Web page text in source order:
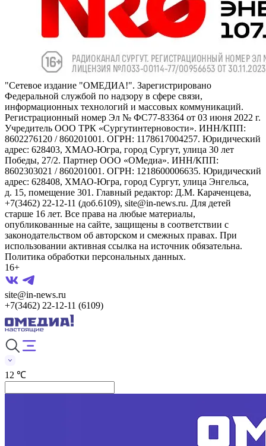
"Сетевое издание "ОМЕДИА!". Зарегистрировано
Федеральной службой по надзору в сфере связи,
информационных технологий и массовых коммуникаций.
Регистрационный номер Эл № ФС77-83364 от 03 июня 2022 г.
Учредитель ООО ТРК «Сургутинтерновости». ИНН/КПП:
8602276120 / 860201001. ОГРН: 1178617004257. Юридический
адрес: 628403, ХМАО-Югра, город Сургут, улица 30 лет
Победы, 27/2. Партнер ООО «ОМедиа». ИНН/КПП:
8602303021 / 860201001. ОГРН: 1218600006635. Юридический
адрес: 628408, ХМАО-Югра, город Сургут, улица Энгельса,
д. 15, помещение 301. Главный редактор: Д.М. Караченцева,
+7(3462) 22-12-11 (доб.6109), site@in-news.ru. Для детей
старше 16 лет. Все права на любые материалы,
опубликованные на сайте, защищены в соответствии с
законодательством об авторском и смежных правах. При
использовании активная ссылка на источник обязательна.
Политика обработки персональных данных.
16+
site@in-news.ru
+7(3462) 22-12-11 (6109)
12 ℃